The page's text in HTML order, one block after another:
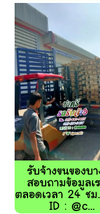
รับจ้างขนของบ
สอบถามข้อมูลเ
ตลอดเวลา 24 ชม
ID : @c...